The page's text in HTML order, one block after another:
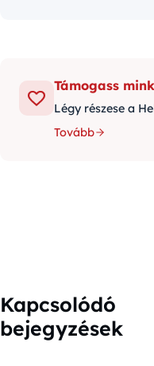
Támogass
Légy részese a
Tovább
Kapcsolódó
bejegyzések